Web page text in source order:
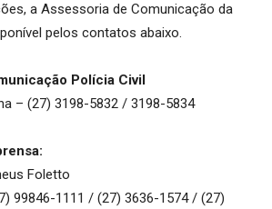
a Assessoria de Comunicação da
pelos contatos abaixo.
Polícia Civil
– (27) 3198-5832 / 3198-5834
Foletto
99846-1111 / (27) 3636-1574 / (27)